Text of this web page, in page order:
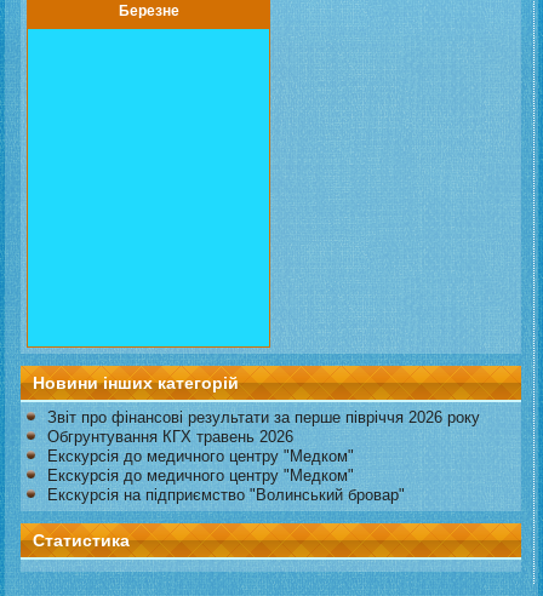
Березне
Новини інших категорій
Звіт про фінансові результати за перше півріччя 2026 року
Обгрунтування КГХ травень 2026
Екскурсія до медичного центру "Медком"
Екскурсія до медичного центру "Медком"
Екскурсія на підприємство "Волинський бровар"
Статистика